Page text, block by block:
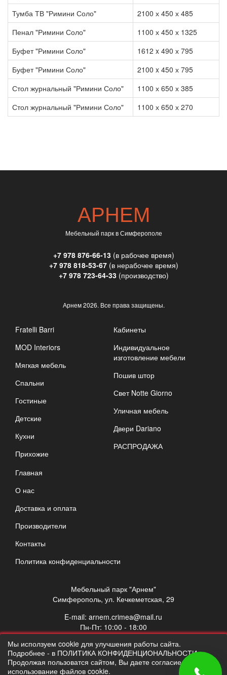
Тумба ТВ "Римини Соло"
2100 х 450 х 485
Пенал "Римини Соло"
1100 х 450 х 1325
Буфет "Римини Соло"
1612 x 490 х 795
Буфет "Римини Соло"
2100 x 450 х 795
Стол журнальный "Римини Соло"
1100 х 650 х 385
Стол журнальный "Римини Соло"
1100 х 650 х 270
АРНЕМ
Мебельный парк в Симферополе
+7 978 876-66-13(в рабочее время)
+7 978 818-53-67(в нерабочее время)
+7 978 723-64-33(производство)
Арнем2026. Все права защищены.
Fratelli Barri
MOD Interiors
Мягкая мебель
Спальни
Гостиные
Детские
Кухни
Прихожие
Кабинеты
Индивидуальное
изготовление мебели
Пошив штор
Свет Notte Giorno
Уличная мебель
Двери Dariano
РАСПРОДАЖА
Главная
О нас
Доставка и оплата
Производители
Контакты
Политика конфиденциальности
Мебельный парк "Арнем"
Симферополь, ул. Кечкеметская, 29
E-mail:arnem.crimea@mail.ru
Пн-Пт: 10:00 - 18:00
Сб: 10:00 - 17:00
Вс: выходной
Мы исползуем cookie для улучшения работы сайта.
Подробнее - в ПОЛИТИКА КОНФИДЕНЦИОНАЛЬНОСТИ.
Продолжая пользоватся сайтом, Вы даете согласие на
использование файлов cookie.